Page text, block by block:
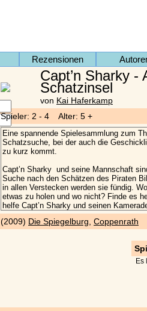
Rezensionen
Capt’n Sharky -
Schatzinsel
von Kai Haferkamp
Spieler: 2 - 4 Alter: 5 +
(2009) Die Spiegelburg Coppenrath
Es